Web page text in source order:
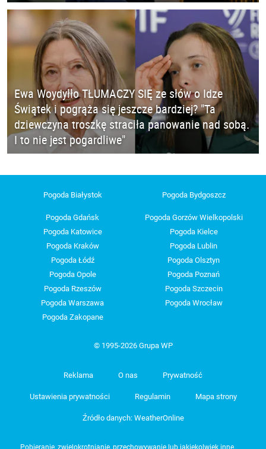
Ewa Woydyłło TŁUMACZY SIĘ ze słów o Idze
Świątek i pogrąża się jeszcze bardziej? "Ta
dziewczyna troszkę straciła panowanie nad sobą.
I to nie jest pogardliwe"
Pogoda Białystok Pogoda Bydgoszcz
Pogoda Gdańsk
Pogoda Gorzów Wielkopolski
Pogoda Katowice
Pogoda Kielce
Pogoda Kraków
Pogoda Lublin
Pogoda Łódź
Pogoda Olsztyn
Pogoda Opole
Pogoda Poznań
Pogoda Rzeszów
Pogoda Szczecin
Pogoda Warszawa
Pogoda Wrocław
Pogoda Zakopane
© 1995-2026 Grupa WP
Reklama O nas Prywatność
Ustawienia prywatności Regulamin Mapa strony
Źródło danych: WeatherOnline
Pobieranie, zwielokrotnianie, przechowywanie lub jakiekolwiek inne